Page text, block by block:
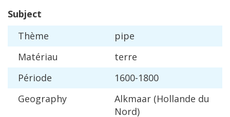
Subject
Thème
pipe
Matériau
terre
Période 1600-1800
Geography
Alkmaar (Hollande du
Nord)